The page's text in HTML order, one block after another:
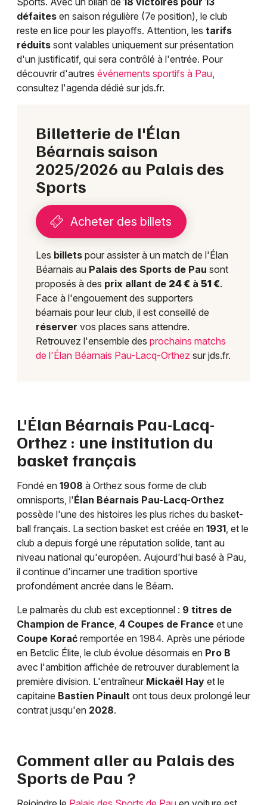
64 - Pyrénées-Atlantiques
Choisir mes départements
Mon email
Je m'abonne
défaites en saison régulière (7e position), le club
reste en lice pour les playoffs. Attention, les tarifs
réduits sont valables uniquement sur présentation
d'un justificatif, qui sera contrôlé à l'entrée. Pour
découvrir d'autres événements sportifs à Pau,
consultez l'agenda dédié sur jds.fr.
Billetterie de l'Élan
Béarnais saison
2025/2026 au Palais des
Sports
Acheter des billets
Les billets pour assister à un match de l'Élan
Béarnais au Palais des Sports de Pau sont
proposés à des prix allant de 24 € à 51 €.
Face à l'engouement des supporters
béarnais pour leur club, il est conseillé de
réserver vos places sans attendre.
Retrouvez l'ensemble des prochains matchs
de l'Élan Béarnais Pau-Lacq-Orthez sur jds.fr.
L'Élan Béarnais Pau-Lacq-
Orthez : une institution du
basket français
Fondé en 1908 à Orthez sous forme de club
omnisports, l'Élan Béarnais Pau-Lacq-Orthez
possède l'une des histoires les plus riches du basket-
ball français. La section basket est créée en 1931, et le
club a depuis forgé une réputation solide, tant au
niveau national qu'européen. Aujourd'hui basé à Pau,
il continue d'incarner une tradition sportive
profondément ancrée dans le Béarn.
Le palmarès du club est exceptionnel : 9 titres de
Champion de France, 4 Coupes de France et une
Coupe Korać remportée en 1984. Après une période
en Betclic Élite, le club évolue désormais en Pro B
avec l'ambition affichée de retrouver durablement la
première division. L'entraîneur Mickaël Hay et le
capitaine Bastien Pinault ont tous deux prolongé leur
contrat jusqu'en 2028.
Comment aller au Palais des
Sports de Pau ?